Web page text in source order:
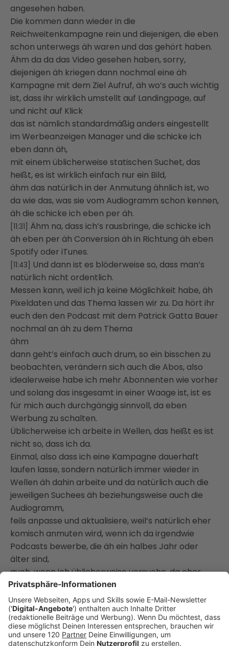
angesehen haben.
Die kommen dann wieder in die
Reichweitenkampagne rein und diejenigen, die eben
schon unterwegs äh waren und das gehört haben.
Ähm da da das Video gesehen haben, sorry,
diejenigen äh kriegen dann nochmal eine äh
Kampagne mit dem Ziel Aufruf, äh wo’s auch wichtig
ist, dass ihr wirklich umstellt auf Landingpage, auf
und nicht auf Klick
das ist nämlich standardmäßig anders eingestellt
im Werbeanzeigen Manager und die schicke ich
eben dann äh,
mit einem üblicherweise statischen Suchet, das
heißt, es ist wirklich einfach nur ein Bild,
ähm das natürlich in der Anmutung ähnlich ist, wo
da wie das, was sie vom Audiogramm schon kennen,
äh die schicke ich eben per äh.
[11:31]
Ähm na, dass ich’s rausbringe, die schicke ich
äh eben per äh Conversion äh in Richtung äh eben
Spotify oder iTunes.
[11:43]
Und dann ist es blöderweise so, dass man’s
natürlich nicht ordentlich.
Messen kann, weil ich ja keine Möglichkeit habe, äh
Pixeldaten und das Thema lassen wir zu. Da hört ihr
euch den den Podcast mit dem Patrick Gatta Bauer
nochmal an äh zu dem Thema
ähm
dann geht’s einfach auch drum, so ein bisschen zu
beobachten, verändern sich auch die Abos, also
idealerweise habe ich mehr Abonnenten wie vorher
und solang das insgesamt in einer Waage ist, ist es
für mich auch durchgängig sinnvoll, da eben
Werbung zu schalten.
Üblicherweise ich arbeite in Wellen, das heißt es ist
nicht so, dass ich da.
Einmal, also dass ich eine Kampagne dauerhaft
laufen lasse, sondern natürlich immer wieder in
Wellen äh dahin arbeite und da natürlich auch die
jeweiligen Suchees äh beziehungsweise auch die
Audiogramm,
feils anpasse und aktualisiere, weil’s natürlich eher
komisch anmuten wird, wenn ich da irgendwie
Podcasts bewerbe, die äh ein halbes Jahr oder
älter sind,
auch, wenn ich üblicherweise versuche, da eher
Evergreen-Content unterzubringen.
[12:53] Aus meiner Sicht äh das Thema Bewerbung
von vom Podcast zu einem relativ banales Thema,
das allerdings blöd zu messen ist, äh wie ich grad äh
eben auch äh erklärt habe.